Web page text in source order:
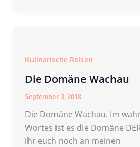
Kulinarische Reisen
Die Domäne Wachau
September 3, 2018
Die Domäne Wachau. Im
Wortes ist es die Domäne
ihr euch noch an meinen